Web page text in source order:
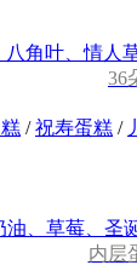
36
/祝寿蛋糕 /
内层